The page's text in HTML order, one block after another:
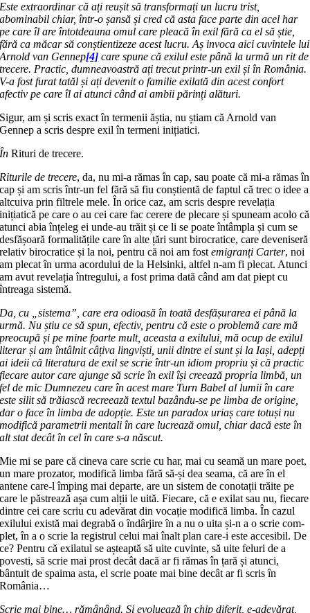
Este extraordinar că ați reușit să trans­formați un lucru trist,
abominabil chiar, într-o șansă și cred că asta face parte din acel har
pe care îl are întot­dea­u­na omul care pleacă în exil fără ca el să știe,
fără ca măcar să conștientizeze acest lucru. Aș invoca aici cuvintele lui
Arnold van Gennep[4] care spune că exilul este până la urmă un rit de
trecere. Prac­tic, dumneavoastră ați trecut printr-un exil și în România.
V-a fost furat tatăl și ați devenit o familie exilată din acest confort
afectiv pe care îl ai atunci când ai ambii părinți alături.
Sigur, am și scris exact în termenii ăștia, nu știam că Arnold van
Gennep a scris despre exil în termeni inițiatici.
ÎnRituri de trecere.
Riturile de trecere, da, nu mi-a ră­mas în cap, sau poate că mi-a rămas în
cap și am scris într-un fel fără să fiu con­ști­entă de faptul că trec o idee a
altcuiva prin filtrele mele. În orice caz, am scris despre revelația
inițiatică pe care o au cei care fac cerere de plecare și spuneam aco­lo că
atunci abia înțeleg ei unde-au trăit și ce li se poate întâmpla și cum se
des­fășoară formalitățile care în alte țări sunt birocratice, care deveniseră
relativ birocratice și la noi, pentru că noi am fostemigranți Carter, noi
am plecat în urma acordului de la Helsinki, altfel n-am fi plecat. Atunci
am avut revelația în­tregului, a fost prima dată când am dat piept cu
întreaga sistemă.
Da, cu „sistema”, care era odioasă în toată desfășurarea ei până la
urmă. Nu știu ce să spun, efectiv, pentru că este o pro­blemă care mă
preocupă și pe mine foarte mult, aceasta a exilului, mă ocup de exilul
literar și am întâlnit câțiva lin­gviști, unii dintre ei sunt și la Iași, adepți
ai ideii că literatura de exil se scrie într-un idiom propriu și că practic
fiecare autor care ajunge să scrie în exil își creează propria limbă, un
fel de mic Dumnezeu care în acest mare Turn Babel al lumii în care
este silit să tră­ias­că recreează textul bazându-se pe limba de origine,
dar o face în limba de adop­ție. Este un paradox uriaș care totuși nu
modifică parametrii mentali în care lu­crează omul, chiar dacă este în
alt stat decât în cel în care s-a născut.
Mie mi se pare că cineva care scrie cu har, mai cu seamă un mare poet,
un mare prozator, modifică limba fără să-și dea seama, că are în el
antene ca­re-l îm­ping mai departe, are un sistem de co­no­tații trăite pe
care le păstrează așa cum alții le uită. Fiecare, că e exilat sau nu, fiecare
dintre cei care scriu cu ade­vă­rat din vocație modifică limba. În cazul
exilului există mai degrabă o în­dâr­jire în a nu o uita și-n a o scrie com­
plet, în a o scrie la registrul celui mai înalt plan care-i este accesibil. De
ce? Pen­tru că exilatul se așteaptă să uite cu­vin­te, să uite feluri de a
povesti, să scrie mai prost decât dacă ar fi rămas în țară și atunci,
bântuit de spaima asta, el scrie poate mai bine decât ar fi scris în
România…
Scrie mai bine… rămânând. Și evo­lu­ează în chip diferit, e-adevărat,